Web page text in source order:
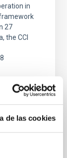
de las cookies
in
27
the CCI